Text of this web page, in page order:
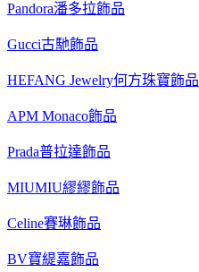
Pandora潘多拉飾品
Gucci古馳飾品
HEFANG Jewelry何方珠寶飾品
APM Monaco飾品
Prada普拉達飾品
MIUMIU繆繆飾品
Celine賽琳飾品
BV寶緹嘉飾品